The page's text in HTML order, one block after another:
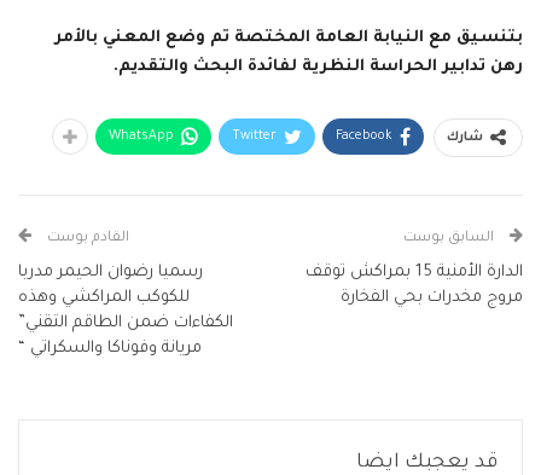
بتنسيق مع النيابة العامة المختصة تم وضع المعني بالأمر
رهن تدابير الحراسة النظرية لفائدة البحث والتقديم.
شارك Facebook
Twitter
WhatsApp
السابق بوست
الدارة الأمنية 15 بمراكش توقف
مروج مخدرات بحي الفخارة
القادم بوست
رسميا رضوان الحيمر مدربا
للكوكب المراكشي وهذه
الكفاءات ضمن الطاقم التقني”
مريانة وفوناكا والسكراتي “
قد يعجبك ايضا